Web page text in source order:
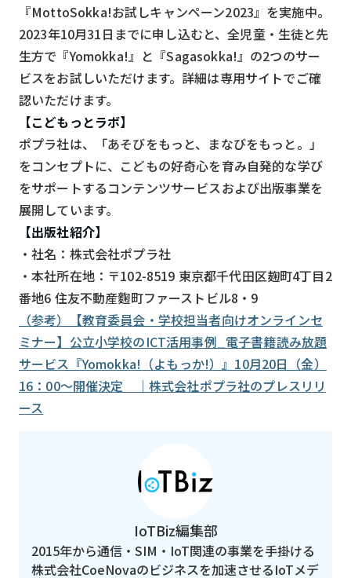
『MottoSokka!お試しキャンペーン2023』を実施中。
2023年10月31日までに申し込むと、全児童・生徒と先
生方で『Yomokka!』と『Sagasokka!』の2つのサー
ビスをお試しいただけます。詳細は専用サイトでご確
認いただけます。
【こどもっとラボ】
ポプラ社は、「あそびをもっと、まなびをもっと。」
をコンセプトに、こどもの好奇心を育み自発的な学び
をサポートするコンテンツサービスおよび出版事業を
展開しています。
【出版社紹介】
・社名：株式会社ポプラ社
・本社所在地：〒102-8519 東京都千代田区麹町4丁目2
番地6 住友不動産麴町ファーストビル8・9
（参考）【教育委員会・学校担当者向けオンラインセ
ミナー】公立小学校のICT活用事例_電子書籍読み放題
サービス『Yomokka!（よもっか!）』10月20日（金）
16：00～開催決定 ｜株式会社ポプラ社のプレスリリ
ース
IoTBiz編集部
2015年から通信・SIM・IoT関連の事業を手掛ける
株式会社CoeNovaのビジネスを加速させるIoTメデ